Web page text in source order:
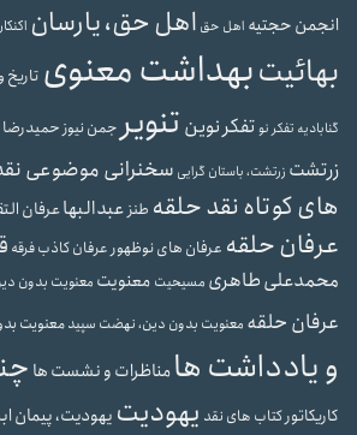
انجمن حجتیه اهل حق اهل حق، یارسان اکنکار
بهائیتبهداشت معنوی
گنابادیه تفکر نوتفکر نوین تنویر جمن نیوز
زرتشت زرتشت، باستان گرایی سخنرانی موضوعی
های کوتاه نقد حلقه طنز عبدالبهاعرفان
عرفان حلقه عرفان های نوظهور عرفان کاذبفرقه
محمدعلی طاهری مسیحیت معنویت معنویت بدون
عرفان حلقه معنویت بدون دین، نهضت سپیدمعنویت
و یادداشت هامناظرات و نشست ها
کاریکاتور کتاب های نقد یهودیت یهودیت، پیمان